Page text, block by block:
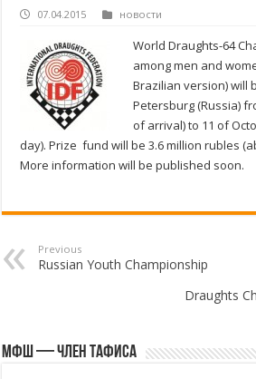
07.04.2015 новости
World Draughts-64
among men and
Brazilian version) will
Petersburg (Russia)
of arrival) to 11 of
day). Prize fund will be 3.6 million rubles
More information will be published soon.
Previous
Russian Youth Championship
Draughts
МФШ — член ТАФИСА